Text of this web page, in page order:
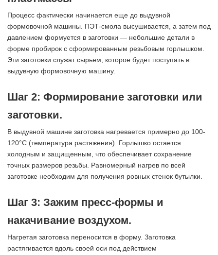
Процесс фактически начинается еще до выдувной
формовочной машины. ПЭТ-смола высушивается, а затем под
давлением формуется в заготовки — небольшие детали в
форме пробирок с сформированным резьбовым горлышком.
Эти заготовки служат сырьем, которое будет поступать в
выдувную формовочную машину.
Шаг 2: Формирование заготовки или
заготовки.
В выдувной машине заготовка нагревается примерно до 100-
120°C (температура растяжения). Горлышко остается
холодным и защищенным, что обеспечивает сохранение
точных размеров резьбы. Равномерный нагрев по всей
заготовке необходим для получения ровных стенок бутылки.
Шаг 3: Зажим пресс-формы и
накачивание воздухом.
Нагретая заготовка переносится в форму. Заготовка
растягивается вдоль своей оси под действием